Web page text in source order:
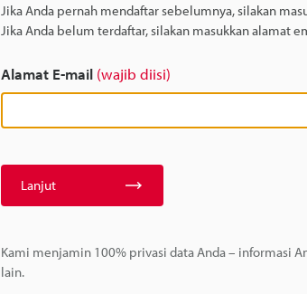
Jika Anda pernah mendaftar sebelumnya, silakan
Jika Anda belum terdaftar, silakan masukkan alamat
Alamat E-mail (wajib diisi)
Lanjut
Kami menjamin 100% privasi data Anda – informasi
lain.